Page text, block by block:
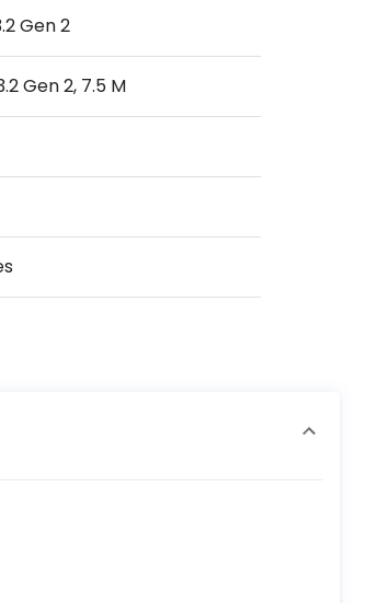
Gen 2
Gen 2, 7.5 M